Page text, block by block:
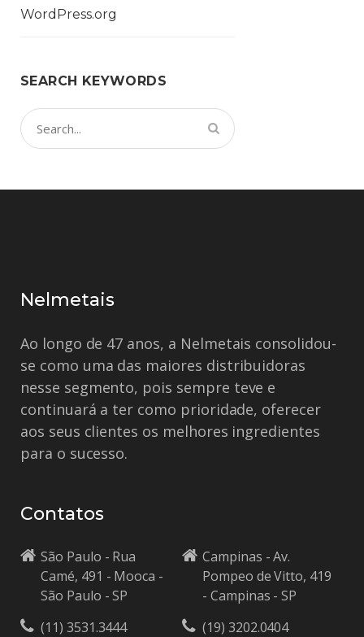
WordPress.org
SEARCH KEYWORDS
Nelmetais
Ao longo de 47 anos, a Nelmetais consolidou-
se como uma das maiores distribuidoras
nesse segmento, pois sempre teve e
continuará a ter como prioridade, oferecer
aos seus clientes os melhores ingredientes
para o sucesso.
Contatos
São Paulo - Rua
Camé, 491 - Mooca -
São Paulo - SP
(11) 3531.3444
Campinas - Av.
Pompeo de Vitto, 419
- Campinas - SP
(19) 3202.0404